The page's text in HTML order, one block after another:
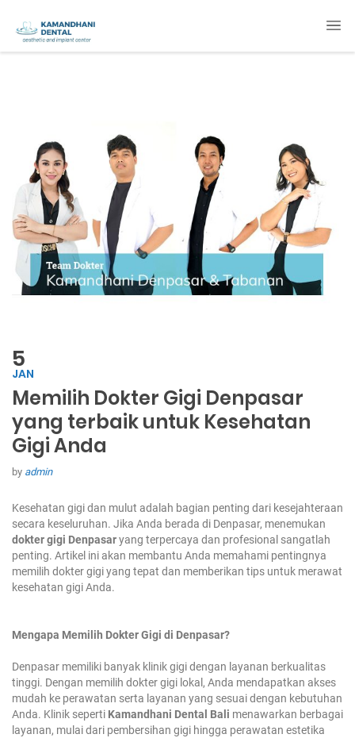
5
JAN
Memilih Dokter Gigi Denpasar
yang terbaik untuk Kesehatan
Gigi Anda
by admin
Kesehatan gigi dan mulut adalah bagian penting dari kesejahteraan
secara keseluruhan. Jika Anda berada di Denpasar, menemukan
dokter gigi Denpasaryang terpercaya dan profesional sangatlah
penting. Artikel ini akan membantu Anda memahami pentingnya
memilih dokter gigi yang tepat dan memberikan tips untuk merawat
kesehatan gigi Anda.
Mengapa Memilih Dokter Gigi di Denpasar?
Denpasar memiliki banyak klinik gigi dengan layanan berkualitas
tinggi. Dengan memilih dokter gigi lokal, Anda mendapatkan akses
mudah ke perawatan serta layanan yang sesuai dengan kebutuhan
Anda. Klinik seperti Kamandhani Dental Bali menawarkan berbagai
layanan, mulai dari pembersihan gigi hingga perawatan estetika